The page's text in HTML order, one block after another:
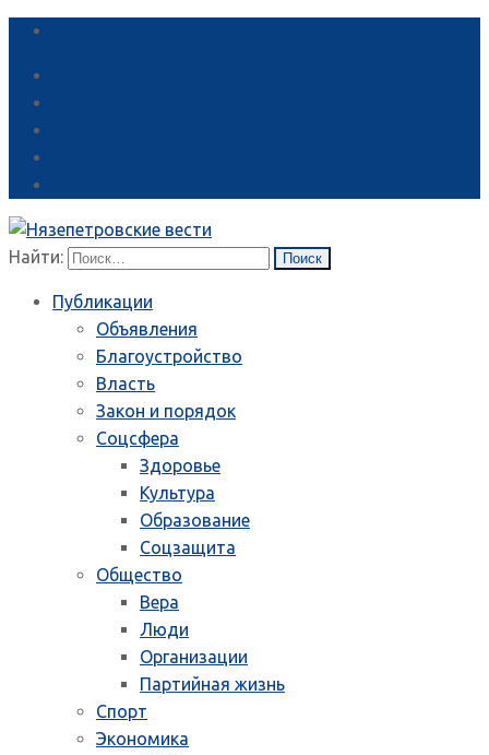
Найти:
Публикации
Объявления
Благоустройство
Власть
Закон и порядок
Соцсфера
Здоровье
Культура
Образование
Соцзащита
Общество
Вера
Люди
Организации
Партийная жизнь
Спорт
Экономика